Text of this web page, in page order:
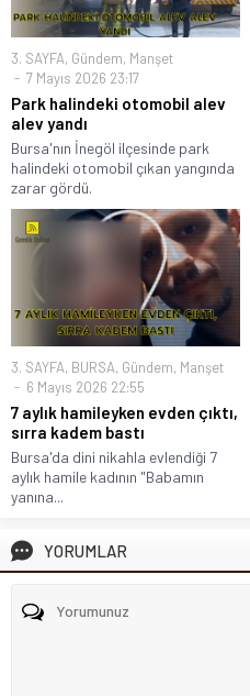
3. SAYFA, Gündem, Manşet
7 Mayıs 2026 23:17
Park halindeki otomobil alev
alev yandı
Bursa'nın İnegöl ilçesinde park
halindeki otomobil çıkan yangında
zarar gördü.
3. SAYFA, BURSA, Gündem, Manşet
6 Mayıs 2026 22:55
7 aylık hamileyken evden çıktı,
sırra kadem bastı
Bursa'da dini nikahla evlendiği 7
aylık hamile kadının "Babamın
yanına...
YORUMLAR